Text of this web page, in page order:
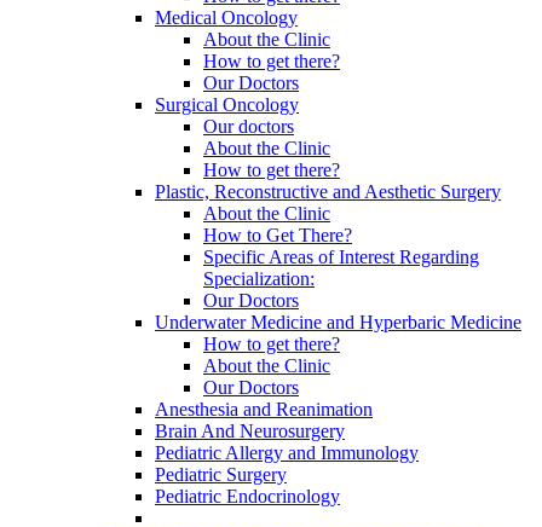
Medical Oncology
About the Clinic
How to get there?
Our Doctors
Surgical Oncology
Our doctors
About the Clinic
How to get there?
Plastic, Reconstructive and Aesthetic Surgery
About the Clinic
How to Get There?
Specific Areas of Interest Regarding
Specialization:
Our Doctors
Underwater Medicine and Hyperbaric Medicine
How to get there?
About the Clinic
Our Doctors
Anesthesia and Reanimation
Brain And Neurosurgery
Pediatric Allergy and Immunology
Pediatric Surgery
Pediatric Endocrinology